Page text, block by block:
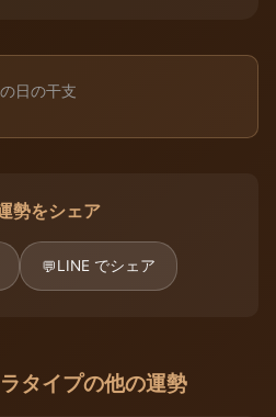
日の干支
勢をシェア
💬LINE でシェア
タイプの他の運勢